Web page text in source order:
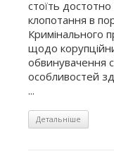
стоїть
клопотання в
Кримінального
щодо
обвинувачення
особливостей
...
Детальніше